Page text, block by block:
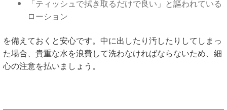
「ティッシュで拭き取るだけで良い」と謳われている
ローション
を備えておくと安心です。中に出したり汚したりしてしまっ
た場合、貴重な水を浪費して洗わなければならないため、細
心の注意を払いましょう。